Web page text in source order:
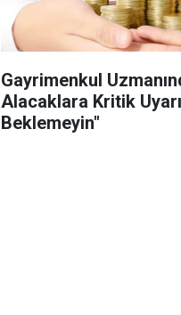
Gayrimenkul
Alacaklara Kritik
Beklemeyin"